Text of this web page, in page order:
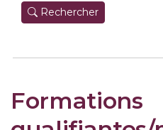
Rechercher
Formations